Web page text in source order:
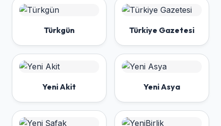
Türkgün Türkiye Gazetesi
Yeni Akit Yeni Asya